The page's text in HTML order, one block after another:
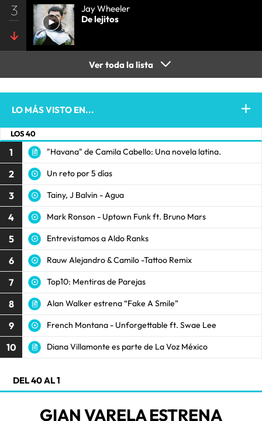
3
Jay Wheeler
De lejitos
Ver toda la lista
LO MÁS VISTO EN...
LOS 40
1 "Havana" de Camila Cabello: Una novela latina.
2 Un reto por 5 días
3 Tainy, J Balvin - Agua
4 Mark Ronson - Uptown Funk ft. Bruno Mars
5 Entrevistamos a Aldo Ranks
6 Rauw Alejandro & Camilo -Tattoo Remix
7 Top10: Mentiras de Parejas
8 Alan Walker estrena “Fake A Smile”
9 French Montana - Unforgettable ft. Swae Lee
10 Diana Villamonte es parte de La Voz México
DEL 40 AL 1
GIAN VARELA ESTRENA